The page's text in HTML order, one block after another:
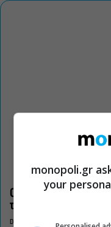
Οι «Τρωάδες» στην
τον πολιτισμό
DON'T MISS
monopoli.gr
your